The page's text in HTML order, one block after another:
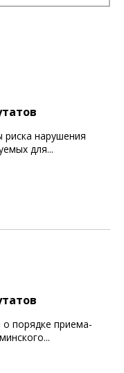
риска нарушения
для...
порядке приема-
...